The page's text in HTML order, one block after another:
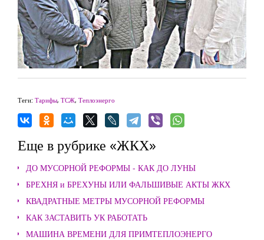
Теги: Тарифы, ТСЖ, Теплоэнерго
Еще в рубрике «ЖКХ»
ДО МУСОРНОЙ РЕФОРМЫ - КАК ДО ЛУНЫ
БРЕХНЯ и БРЕХУНЫ ИЛИ ФАЛЬШИВЫЕ АКТЫ ЖКХ
КВАДРАТНЫЕ МЕТРЫ МУСОРНОЙ РЕФОРМЫ
КАК ЗАСТАВИТЬ УК РАБОТАТЬ
МАШИНА ВРЕМЕНИ ДЛЯ ПРИМТЕПЛОЭНЕРГО